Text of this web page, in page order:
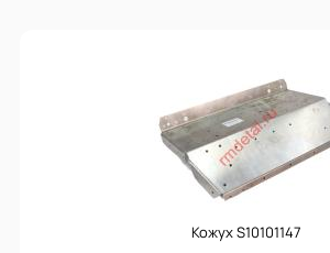
Кожух S10101147